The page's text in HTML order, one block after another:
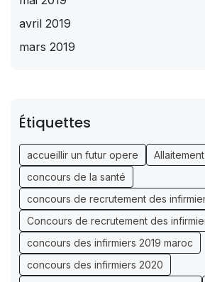
avril 2019
mars 2019
Étiquettes
accueillir un futur opere
concours de la santé
concours de recrutement des
Concours de recrutement des
concours des infirmiers 2019 maroc
concours des infirmiers 2020